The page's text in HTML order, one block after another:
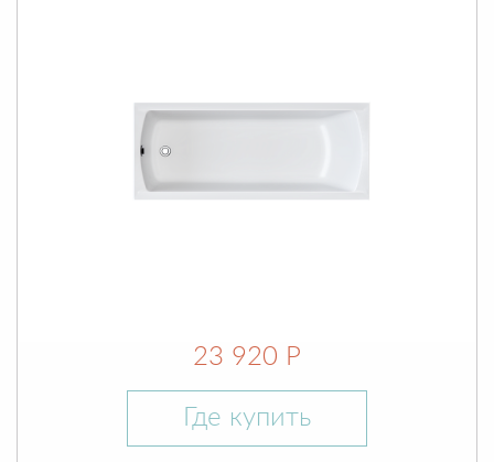
23 920 Р
Где купить